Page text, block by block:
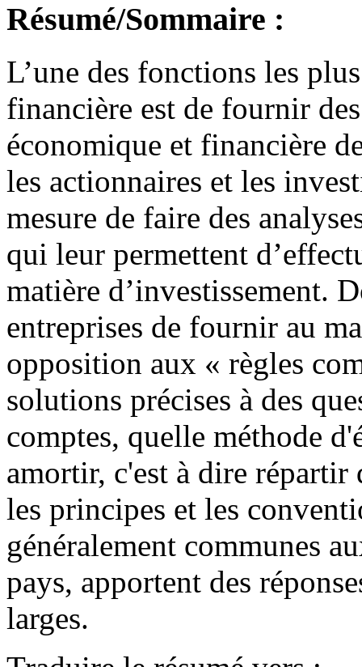
Résumé/Sommaire :
L’une des fonctions les
financière est de fournir
économique et financière
les actionnaires et les
mesure de faire des
qui leur permettent
matière d’investissement.
entreprises de fournir au
opposition aux « règles
solutions précises à des
comptes, quelle méthode
amortir, c'est à dire répartir
les principes et les
généralement communes
pays, apportent des
larges.